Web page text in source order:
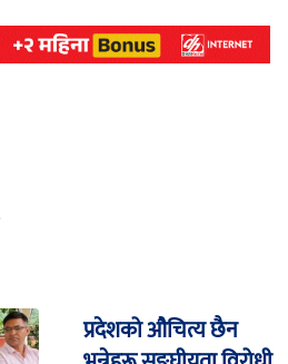
प्रदेशको औचित्य छैन